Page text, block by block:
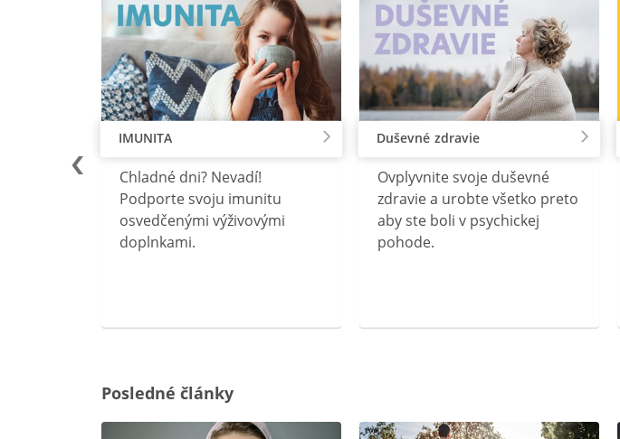
IMUNITA
Chladné dni? Nevadí!
Podporte svoju imunitu
osvedčenými výživovými
doplnkami.
Duševné zdravie
Ovplyvnite svoje duševné
zdravie a urobte všetko preto
aby ste boli v psychickej
pohode.
Posledné články